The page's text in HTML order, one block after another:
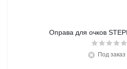
Оправа для очков
Под заказ